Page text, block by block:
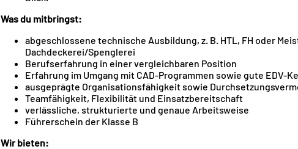
Was du mitbringst:
abgeschlossene technische Ausbildung, z. B. HTL, FH oder
Dachdeckerei/Spenglerei
Berufserfahrung in einer vergleichbaren Position
Erfahrung im Umgang mit CAD-Programmen sowie gute EDV-
ausgeprägte Organisationsfähigkeit sowie
Teamfähigkeit, Flexibilität und Einsatzbereitschaft
verlässliche, strukturierte und genaue Arbeitsweise
Führerschein der Klasse B
Wir bieten: